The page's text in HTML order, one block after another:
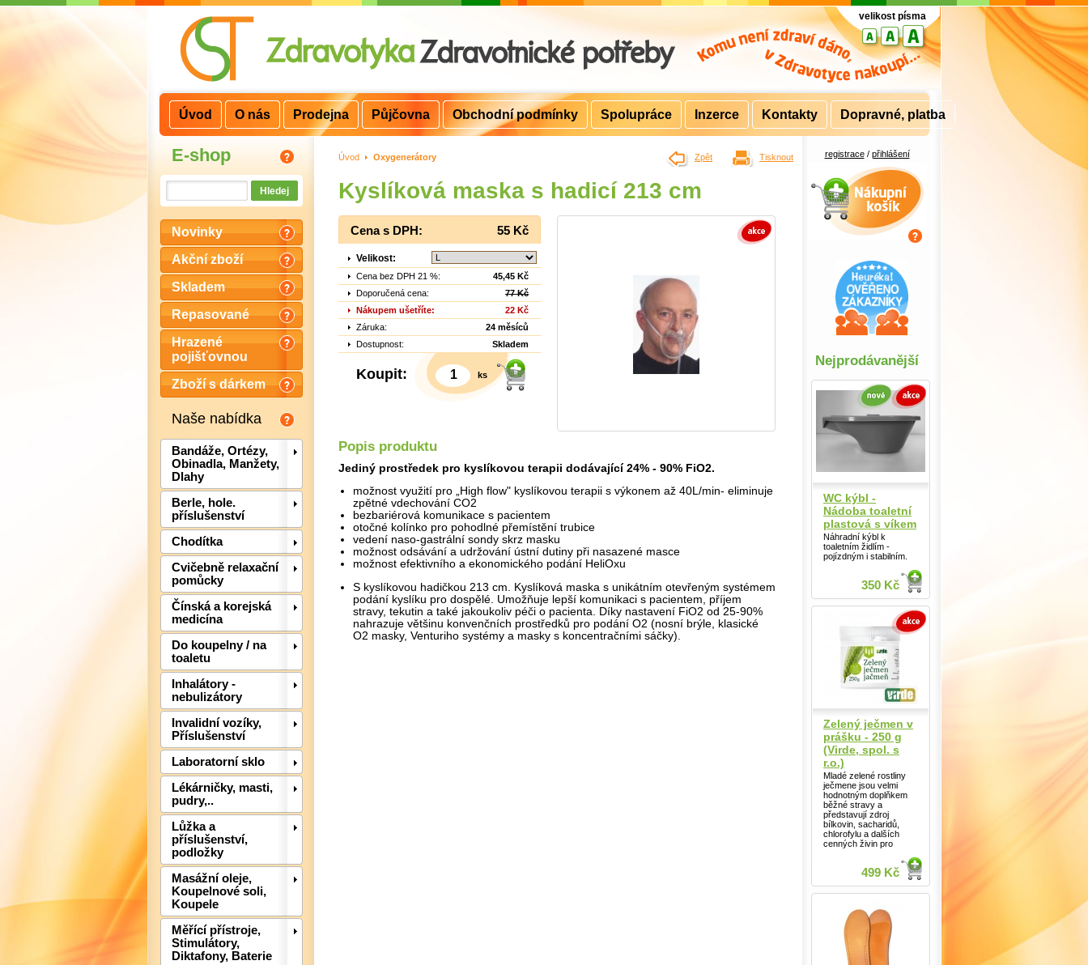
E-shop
Novinky
Akční zboží
Skladem
Repasované
Hrazené
pojišťovnou
Zboží s dárkem
Naše nabídka
Bandáže, Ortézy,
Obinadla, Manžety,
Dlahy
Berle, hole.
příslušenství
Chodítka
Cvičebně relaxační
pomůcky
Čínská a korejská
medicína
Do koupelny / na
toaletu
Inhalátory -
nebulizátory
Invalidní vozíky,
Příslušenství
Laboratorní sklo
Lékárničky, masti,
pudry,..
Lůžka a
příslušenství,
podložky
Masážní oleje,
Koupelnové soli,
Koupele
Měřící přístroje,
Stimulátory,
Diktafony, Baterie
Úvod > Oxygenerátory
Kyslíková maska s hadicí 213 cm
Cena s DPH: 55 Kč
Velikost:
Cena bez DPH 21 %:
45,45 Kč
Doporučená cena:
77 Kč
Nákupem ušetříte:
22 Kč
Záruka:
24 měsíců
Dostupnost:
Skladem
Koupit: ks
Popis produktu
Jediný prostředek pro kyslíkovou terapii dodávající 24% - 90% FiO2.
možnost využití pro „High flow" kyslíkovou terapii s výkonem až 40L/min- eliminuje
zpětné vdechování CO2
bezbariérová komunikace s pacientem
otočné kolínko pro pohodlné přemístění trubice
vedení naso-gastrální sondy skrz masku
možnost odsávání a udržování ústní dutiny při nasazené masce
možnost efektivního a ekonomického podání HeliOxu
S kyslíkovou hadičkou 213 cm. Kyslíková maska s unikátním otevřeným systémem
podání kyslíku pro dospělé. Umožňuje lepší komunikaci s pacientem, příjem
stravy, tekutin a také jakoukoliv péči o pacienta. Díky nastavení FiO2 od 25-90%
nahrazuje většinu konvenčních prostředků pro podání O2 (nosní brýle, klasické
O2 masky, Venturiho systémy a masky s koncentračními sáčky).
registrace/ přihlášení
Nákupní košík
velikost písma
Tisknout
Zpět
Nejprodávanější
WC kýbl -
Nádoba toaletní
plastová s víkem
Náhradní kýbl k
toaletním židlím -
pojízdným i stabilním.
350 Kč
Zelený ječmen v
prášku - 250 g
(Virde, spol. s
r.o.)
Mladé zelené rostliny
ječmene jsou velmi
hodnotným doplňkem
běžné stravy a
představují zdroj
bílkovin, sacharidů,
chlorofylu a dalších
cenných živin pro
499 Kč
Úvod O nás Prodejna Půjčovna Obchodní podmínky Spolupráce Inzerce Kontakty Dopravné, platba